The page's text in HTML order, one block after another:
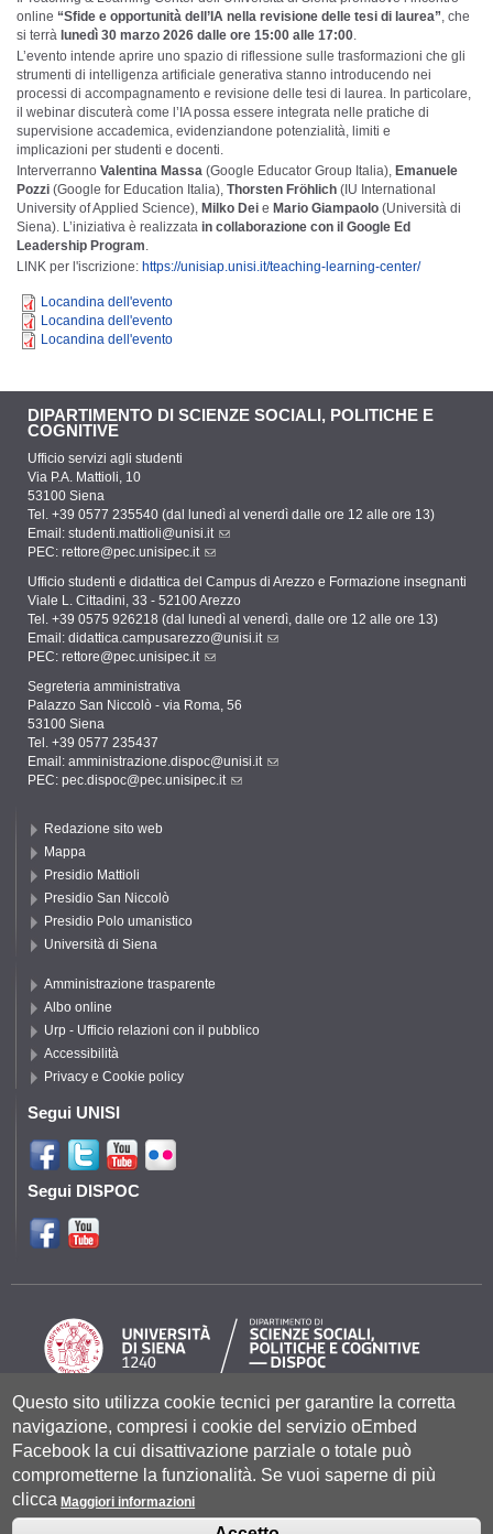
online “Sfide e opportunità dell’IA nella revisione delle tesi di laurea”, che
si terrà lunedì 30 marzo 2026 dalle ore 15:00 alle 17:00.
L’evento intende aprire uno spazio di riflessione sulle trasformazioni che gli
strumenti di intelligenza artificiale generativa stanno introducendo nei
processi di accompagnamento e revisione delle tesi di laurea. In particolare,
il webinar discuterà come l’IA possa essere integrata nelle pratiche di
supervisione accademica, evidenziandone potenzialità, limiti e
implicazioni per studenti e docenti.
Interverranno Valentina Massa (Google Educator Group Italia), Emanuele
Pozzi (Google for Education Italia), Thorsten Fröhlich (IU International
University of Applied Science), Milko Dei e Mario Giampaolo (Università di
Siena). L’iniziativa è realizzata in collaborazione con il Google Ed
Leadership Program.
LINK per l'iscrizione: https://unisiap.unisi.it/teaching-learning-center/
Locandina dell'evento
Locandina dell'evento
Locandina dell'evento
DIPARTIMENTO DI SCIENZE SOCIALI, POLITICHE E
COGNITIVE
Ufficio servizi agli studenti
Via P.A. Mattioli, 10
53100 Siena
Tel. +39 0577 235540 (dal lunedì al venerdì dalle ore 12 alle ore 13)
Email: studenti.mattioli@unisi.it
PEC: rettore@pec.unisipec.it
Ufficio studenti e didattica del Campus di Arezzo e Formazione insegnanti
Viale L. Cittadini, 33 - 52100 Arezzo
Tel. +39 0575 926218 (dal lunedì al venerdì, dalle ore 12 alle ore 13)
Email: didattica.campusarezzo@unisi.it
PEC: rettore@pec.unisipec.it
Segreteria amministrativa
Palazzo San Niccolò - via Roma, 56
53100 Siena
Tel. +39 0577 235437
Email: amministrazione.dispoc@unisi.it
PEC: pec.dispoc@pec.unisipec.it
Redazione sito web
Mappa
Presidio Mattioli
Presidio San Niccolò
Presidio Polo umanistico
Università di Siena
Amministrazione trasparente
Albo online
Urp - Ufficio relazioni con il pubblico
Accessibilità
Privacy e Cookie policy
Segui UNISI
Segui DISPOC
Università degli Studi di Siena- Rettorato, via Banchi di Sotto 55, 53100
Siena ITALIA
P.IVA 00273530527 | C.F. 80002070524 |
Coordinate bancarie
Pec: Posta Elettronica Certificata|Fatturazione Elettronica
Contatti:urp@unisi.it
- URP - Ufficio Relazioni con il Pubblico Tel.
0577 235555 (dal lunedì al venerdì dalle 9.30 alle 10.30)
Questo sito utilizza cookie tecnici per garantire la corretta
navigazione, compresi i cookie del servizio oEmbed
Facebook la cui disattivazione parziale o totale può
comprometterne la funzionalità. Se vuoi saperne di più
clicca Maggiori informazioni